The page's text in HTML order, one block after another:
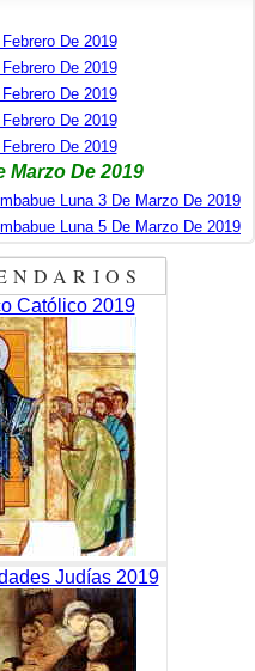
De 2019
De 2019
De 2019
De 2019
De 2019
Marzo De 2019
Luna 3 De Marzo De 2019
Luna 5 De Marzo De 2019
Católico 2019
Judías 2019